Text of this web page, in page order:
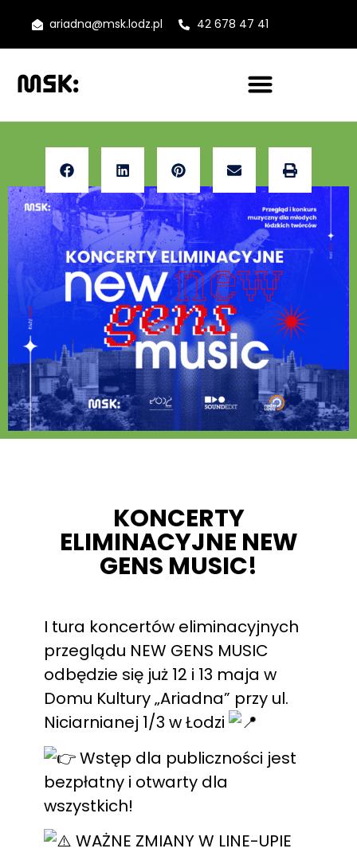
ariadna@msk.lodz.pl 42 678 47 41
KONCERTY
ELIMINACYJNE NEW
GENS MUSIC!
I tura koncertów eliminacyjnych
przeglądu NEW GENS MUSIC
odbędzie się już 12 i 13 maja w
Domu Kultury „Ariadna” przy ul.
Niciarnianej 1/3 w Łodzi
Wstęp dla publiczności jest
bezpłatny i otwarty dla
wszystkich!
WAŻNE ZMIANY W LINE-UPIE